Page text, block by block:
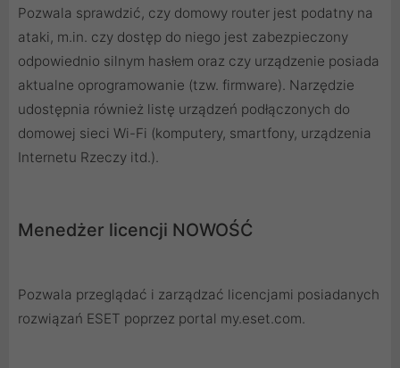
Pozwala sprawdzić, czy domowy router jest podatny na
ataki, m.in. czy dostęp do niego jest zabezpieczony
odpowiednio silnym hasłem oraz czy urządzenie posiada
aktualne oprogramowanie (tzw. firmware). Narzędzie
udostępnia również listę urządzeń podłączonych do
domowej sieci Wi-Fi (komputery, smartfony, urządzenia
Internetu Rzeczy itd.).
Menedżer licencji NOWOŚĆ
Pozwala przeglądać i zarządzać licencjami posiadanych
rozwiązań ESET poprzez portal my.eset.com.